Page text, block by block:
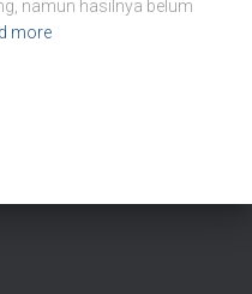
namun hasilnya belum
more